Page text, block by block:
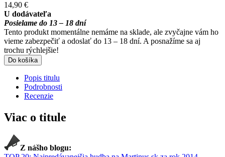
14,90 €
U dodávateľa
Posielame do 13 – 18 dní
Tento produkt momentálne nemáme na sklade, ale zvyčajne vám ho
vieme zabezpečiť a odoslať do 13 – 18 dní. A posnažíme sa aj
trochu rýchlejšie!
Do košíka
Popis titulu
Podrobnosti
Recenzie
Viac o titule
Z nášho blogu: